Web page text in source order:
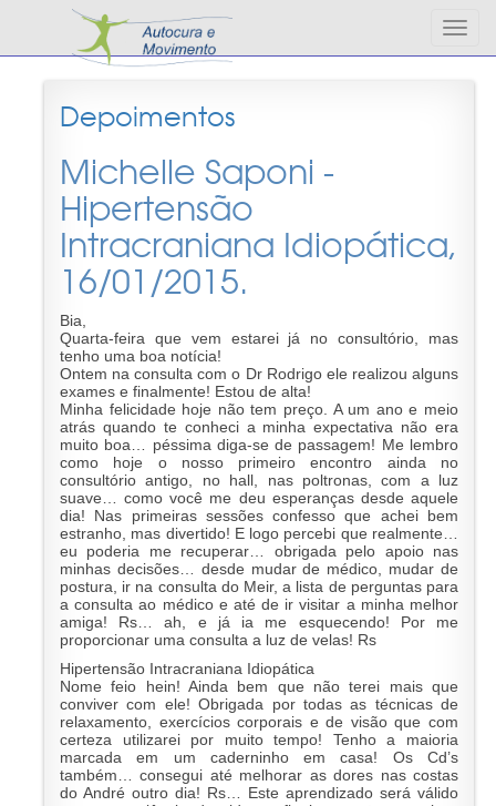
Depoimentos
Michelle Saponi -
Hipertensão
Intracraniana Idiopática,
16/01/2015.
Bia,
Quarta-feira que vem estarei já no consultório, mas
tenho uma boa notícia!
Ontem na consulta com o Dr Rodrigo ele realizou alguns
exames e finalmente! Estou de alta!
Minha felicidade hoje não tem preço. A um ano e meio
atrás quando te conheci a minha expectativa não era
muito boa… péssima diga-se de passagem! Me lembro
como hoje o nosso primeiro encontro ainda no
consultório antigo, no hall, nas poltronas, com a luz
suave… como você me deu esperanças desde aquele
dia! Nas primeiras sessões confesso que achei bem
estranho, mas divertido! E logo percebi que realmente…
eu poderia me recuperar… obrigada pelo apoio nas
minhas decisões… desde mudar de médico, mudar de
postura, ir na consulta do Meir, a lista de perguntas para
a consulta ao médico e até de ir visitar a minha melhor
amiga! Rs… ah, e já ia me esquecendo! Por me
proporcionar uma consulta a luz de velas! Rs
Hipertensão Intracraniana Idiopática
Nome feio hein! Ainda bem que não terei mais que
conviver com ele! Obrigada por todas as técnicas de
relaxamento, exercícios corporais e de visão que com
certeza utilizarei por muito tempo! Tenho a maioria
marcada em um caderninho em casa! Os Cd’s
também… consegui até melhorar as dores nas costas
do André outro dia! Rs… Este aprendizado será válido